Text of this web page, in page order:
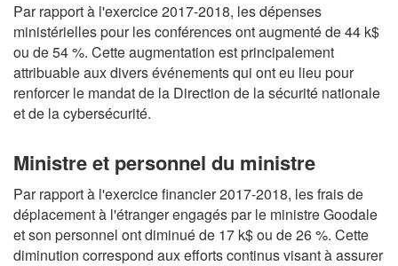
Par rapport à l'exercice 2017-2018, les dépenses
ministérielles pour les conférences ont augmenté de 44 k$
ou de 54 %. Cette augmentation est principalement
attribuable aux divers événements qui ont eu lieu pour
renforcer le mandat de la Direction de la sécurité nationale
et de la cybersécurité.
Ministre et personnel du ministre
Par rapport à l'exercice financier 2017-2018, les frais de
déplacement à l'étranger engagés par le ministre Goodale
et son personnel ont diminué de 17 k$ ou de 26 %. Cette
diminution correspond aux efforts continus visant à assurer